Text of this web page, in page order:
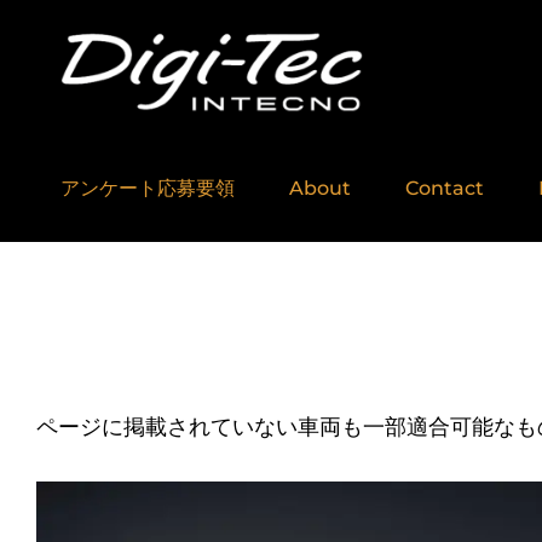
アンケート応募要領 About Contact
ページに掲載されていない車両も一部適合可能な